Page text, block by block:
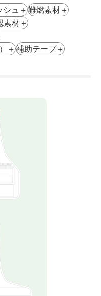
シュ ＋難燃素材＋
素材＋
＋補助テープ＋